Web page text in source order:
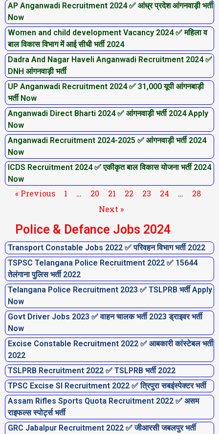
AP Anganwadi Recruitment 2024 ✅ आंध्र प्रदेश आंगनवाड़ी भर्ती
Now
Women and child development Vacancy 2024 ✅ महिला व
बाल विकास विभाग में आई सीधी भर्ती 2024
Dadra And Nagar Haveli Anganwadi Recruitment 2024 ✅
DNH आंगनवाड़ी भर्ती
UP Anganwadi Recruitment 2024 ✅ 31,000 यूपी आंगनबाड़ी
भर्ती Now
Anganwadi Direct Bharti 2024 ✅ आंगनवाड़ी भर्ती 2024 Apply
Now
Anganwadi Recruitment 2024-2025 ✅ आंगनवाड़ी भर्ती 2024
Now
ICDS Recruitment 2024 ✅ एकीकृत बाल विकास योजना भर्ती 2024
Now
« Previous
P
a
g
e
1 …
P
a
g
e
20
P
a
g
e
21
P
a
e
22
P
a
e
23
P
a
e
24 …
P
a
e
28
Next »
Police & Defance Jobs 2024
Transport Constable Jobs 2022 ✅ परिवहन विभाग भर्ती 2022
TSPSC Telangana Police Recruitment 2022 ✅ 15644
तेलंगाना पुलिस भर्ती 2022
Telangana Police Recruitment 2023 ✅ TSLPRB भर्ती Apply
Now
Govt Driver Jobs 2023 ✅ वाहन चालक भर्ती 2023 ड्राइवर भर्ती
Now
Excise Constable Recruitment 2022 ✅ आबकारी कांस्टेबल भर्ती
2022
TSLPRB Recruitment 2022 ✅ TSLPRB भर्ती 2022
TPSC Excise SI Recruitment 2022 ✅ त्रिपुरा सबइंस्पेक्टर भर्ती
Assam Rifles Sports Quota Recruitment 2022 ✅ असम
राइफल्स स्पोर्ट्स भर्ती
GRC Jabalpur Recruitment 2022 ✅ जीआरसी जबलपुर भर्ती
P
a
g
P
a
g
P
a
g
P
a
g
P
a
g
P
a
g
P
a
g